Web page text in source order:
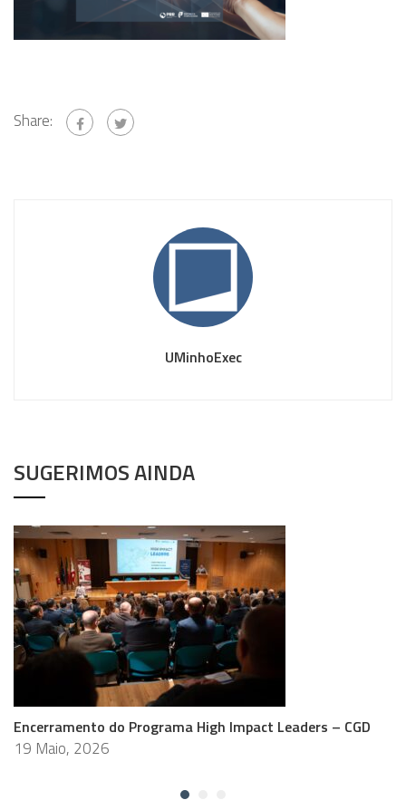
Share:
UMinhoExec
SUGERIMOS AINDA
Encerramento do Programa High Impact Leaders – CGD
19 Maio, 2026